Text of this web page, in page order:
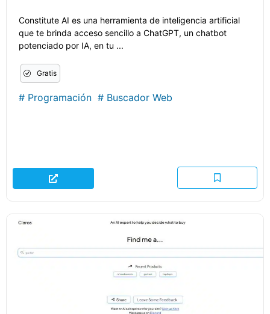
Constitute AI es una herramienta de inteligencia artificial
que te brinda acceso sencillo a ChatGPT, un chatbot
potenciado por IA, en tu ...
Gratis
# Programación # Buscador Web